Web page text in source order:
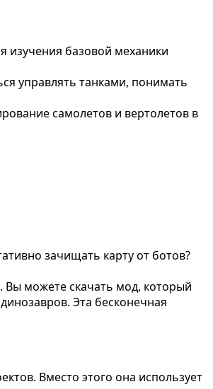
изучения базовой механики
управлять танками, понимать
самолетов и вертолетов в
зачищать карту от ботов?
Вы можете скачать мод, который
Эта бесконечная
Вместо этого она использует